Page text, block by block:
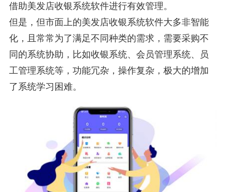
借助美发店收银系统软件进行有效管理。
但是，但市面上的美发店收银系统软件大多非智能
化，且常常为了满足不同种类的需求，需要采购不
同的系统协助，比如收银系统、会员管理系统、员
工管理系统等，功能冗杂，操作复杂，极大的增加
了系统学习困难。